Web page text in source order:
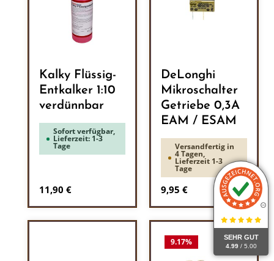
SEHR GUT
4.99 / 5.00
Kalky Flüssig-
Entkalker 1:10
verdünnbar
Sofort verfügbar,
Lieferzeit: 1-3
Tage
Regulärer Preis:
11,90 €
DeLonghi
Mikroschalter
Getriebe 0,3A
EAM / ESAM
Versandfertig in
4 Tagen,
Lieferzeit 1-3
Tage
Regulärer Preis:
9,95 €
9.17%